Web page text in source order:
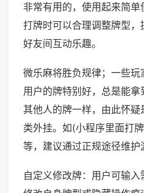
非常有用的，使用起来简
打牌时可以合理调整牌型
好友间互动乐趣。
微乐麻将胜负规律；一些
用户的牌特别好，总是能拿
其他人的牌一样，由此怀
类外挂。如(小程序里面打
等，建议通过正规途径维护
自定义修改牌：用户可输入